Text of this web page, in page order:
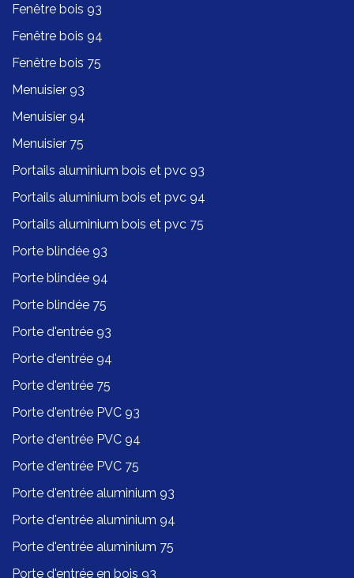
Fenêtre bois 93
Fenêtre bois 94
Fenêtre bois 75
Menuisier 93
Menuisier 94
Menuisier 75
Portails aluminium bois et pvc 93
Portails aluminium bois et pvc 94
Portails aluminium bois et pvc 75
Porte blindée 93
Porte blindée 94
Porte blindée 75
Porte d'entrée 93
Porte d'entrée 94
Porte d'entrée 75
Porte d'entrée PVC 93
Porte d'entrée PVC 94
Porte d'entrée PVC 75
Porte d'entrée aluminium 93
Porte d'entrée aluminium 94
Porte d'entrée aluminium 75
Porte d'entrée en bois 93